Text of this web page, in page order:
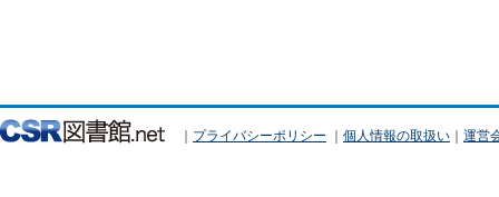
｜ プライバシーポリシー ｜ 個人情報の取扱い ｜ 運営